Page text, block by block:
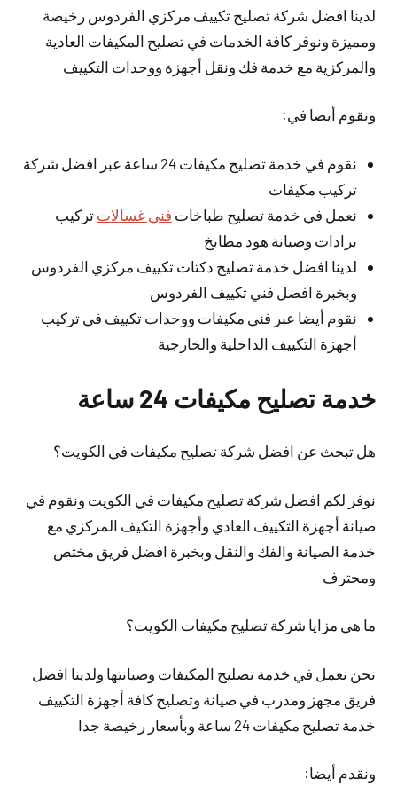
لدينا افضل شركة تصليح تكييف مركزي الفردوس رخيصة
ومميزة ونوفر كافة الخدمات في تصليح المكيفات العادية
والمركزية مع خدمة فك ونقل أجهزة ووحدات التكييف
ونقوم أيضا في:
نقوم في خدمة تصليح مكيفات 24 ساعة عبر افضل شركة
تركيب مكيفات
نعمل في خدمة تصليح طباخات فني غسالات تركيب
برادات وصيانة هود مطابخ
لدينا افضل خدمة تصليح دكتات تكييف مركزي الفردوس
وبخبرة افضل فني تكييف الفردوس
نقوم أيضا عبر فني مكيفات ووحدات تكييف في تركيب
أجهزة التكييف الداخلية والخارجية
خدمة تصليح مكيفات 24 ساعة
هل تبحث عن افضل شركة تصليح مكيفات في الكويت؟
نوفر لكم افضل شركة تصليح مكيفات في الكويت ونقوم في
صيانة أجهزة التكييف العادي وأجهزة التكيف المركزي مع
خدمة الصيانة والفك والنقل وبخبرة افضل فريق مختص
ومحترف
ما هي مزايا شركة تصليح مكيفات الكويت؟
نحن نعمل في خدمة تصليح المكيفات وصيانتها ولدينا افضل
فريق مجهز ومدرب في صيانة وتصليح كافة أجهزة التكييف
خدمة تصليح مكيفات 24 ساعة وبأسعار رخيصة جدا
ونقدم أيضا: